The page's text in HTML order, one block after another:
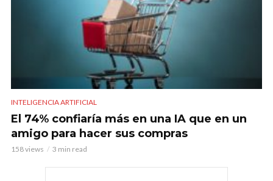
INTELIGENCIA ARTIFICIAL
El 74% confiaría más en una IA que en un
amigo para hacer sus compras
158 views 3 min read